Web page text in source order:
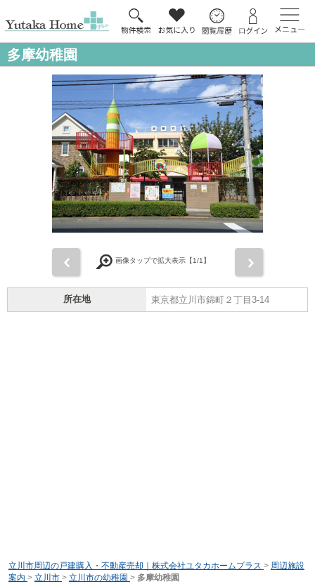
多摩幼稚園
画像タップで拡大表示【1/1】
所在地 東京都立川市錦町２丁目3-14
立川市周辺の戸建購入・不動産売却｜株式会社ユタカホームプラス > 周辺施設
案内 > 立川市 > 立川市の幼稚園 > 多摩幼稚園